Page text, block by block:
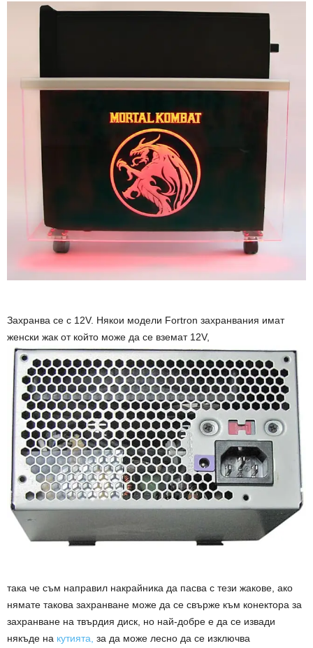
Захранва се с 12V. Някои модели Fortron захранвания имат
женски жак от който може да се вземат 12V,
така че съм направил накрайника да пасва с тези жакове, ако
нямате такова захранване може да се свърже към конектора за
захранване на твърдия диск, но най-добре е да се извади
някъде на кутията, за да може лесно да се изключва